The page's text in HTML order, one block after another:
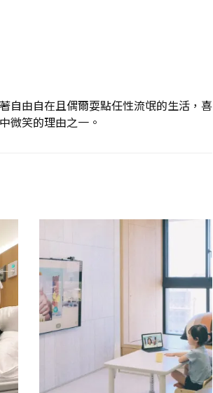
自由自在且偶爾耍點任性流氓的生活，喜
微笑的理由之一。